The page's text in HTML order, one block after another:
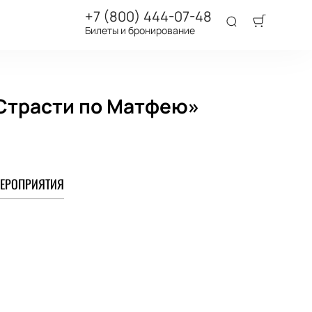
+7 (800) 444-07-48
Билеты и бронирование
по Матфею»